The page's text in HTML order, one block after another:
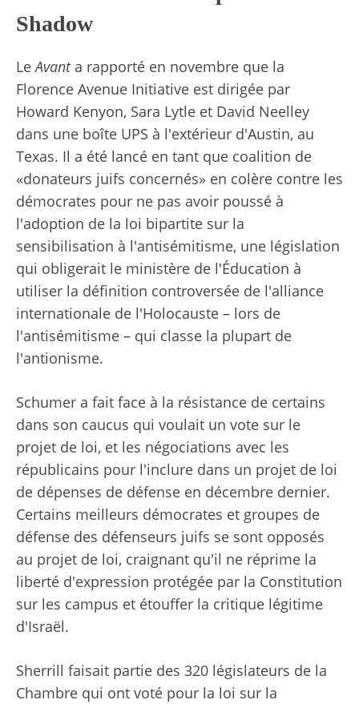
Shadow
LeAvanta rapporté en novembre que la
Florence Avenue Initiative est dirigée par
Howard Kenyon, Sara Lytle et David Neelley
dans une boîte UPS à l'extérieur d'Austin, au
Texas. Il a été lancé en tant que coalition de
«donateurs juifs concernés» en colère contre les
démocrates pour ne pas avoir poussé à
l'adoption de la loi bipartite sur la
sensibilisation à l'antisémitisme, une législation
qui obligerait le ministère de l'Éducation à
utiliser la définition controversée de l'alliance
internationale de l'Holocauste – lors de
l'antisémitisme – qui classe la plupart de
l'antionisme.
Schumer a fait face à la résistance de certains
dans son caucus qui voulait un vote sur le
projet de loi, et les négociations avec les
républicains pour l'inclure dans un projet de loi
de dépenses de défense en décembre dernier.
Certains meilleurs démocrates et groupes de
défense des défenseurs juifs se sont opposés
au projet de loi, craignant qu'il ne réprime la
liberté d'expression protégée par la Constitution
sur les campus et étouffer la critique légitime
d'Israël.
Sherrill faisait partie des 320 législateurs de la
Chambre qui ont voté pour la loi sur la